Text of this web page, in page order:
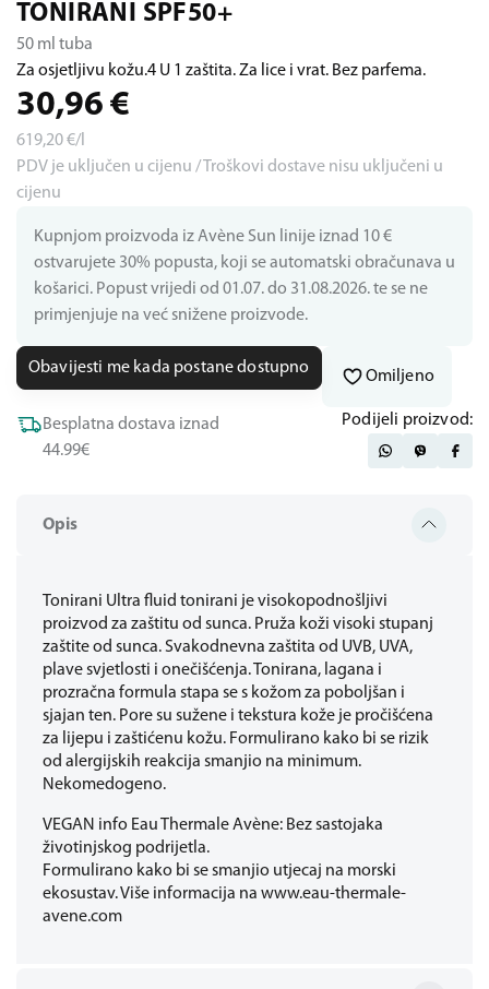
Opis
Tonirani Ultra fluid tonirani je visokopodnošljivi
proizvod za zaštitu od sunca. Pruža koži visoki stupanj
zaštite od sunca. Svakodnevna zaštita od UVB, UVA,
plave svjetlosti i onečišćenja. Tonirana, lagana i
prozračna formula stapa se s kožom za poboljšan i
sjajan ten. Pore su sužene i tekstura kože je pročišćena
za lijepu i zaštićenu kožu. Formulirano kako bi se rizik
od alergijskih reakcija smanjio na minimum.
Nekomedogeno.
VEGAN info Eau Thermale Avène: Bez sastojaka
životinjskog podrijetla.
Formulirano kako bi se smanjio utjecaj na morski
ekosustav. Više informacija na www.eau-thermale-
avene.com
TONIRANI SPF50+
50 ml tuba
Za osjetljivu kožu.4 U 1 zaštita. Za lice i vrat. Bez parfema.
30,96 €
619,20€/l
PDV je uključen u cijenu / Troškovi dostave nisu uključeni u
cijenu
Kupnjom proizvoda iz Avène Sun linije iznad 10 €
ostvarujete 30% popusta, koji se automatski obračunava u
košarici. Popust vrijedi od 01.07. do 31.08.2026. te se ne
primjenjuje na već snižene proizvode.
Obavijesti me kada postane dostupno
Omiljeno
Besplatna dostava iznad
44.99€
Podijeli proizvod: